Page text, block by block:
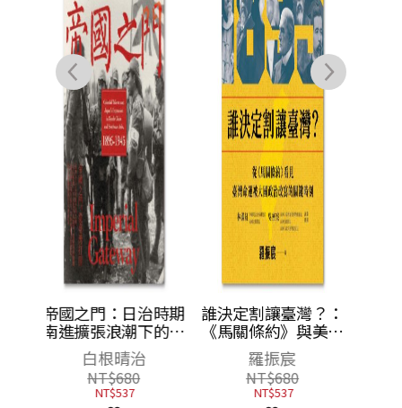
誰決定割讓臺灣？：
《馬關條約》與美國
的隱身角色
羅振宸
NT$680
NT$537